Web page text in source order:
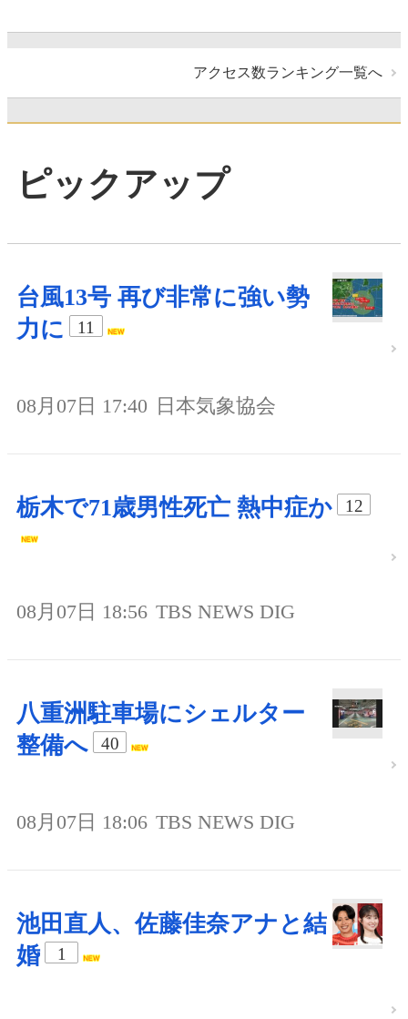
アクセス数ランキング一覧へ
ピックアップ
台風13号 再び非常に強い勢
力に
11
08月07日 17:40 日本気象協会
栃木で71歳男性死亡 熱中症か 12
08月07日 18:56 TBS NEWS DIG
八重洲駐車場にシェルター
整備へ
40
08月07日 18:06 TBS NEWS DIG
池田直人、佐藤佳奈アナと結
婚
1